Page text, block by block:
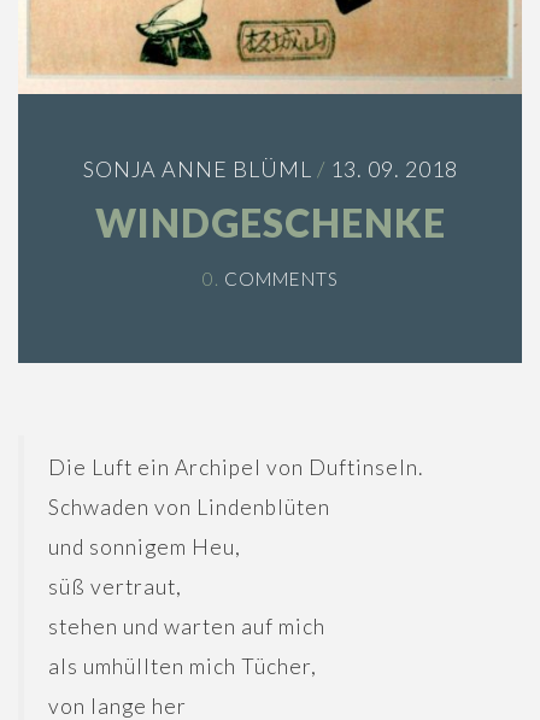
SONJA ANNE BLÜML / 13. 09. 2018
WINDGESCHENKE
0. COMMENTS
Die Luft ein Archipel von Duftinseln.
Schwaden von Lindenblüten
und sonnigem Heu,
süß vertraut,
stehen und warten auf mich
als umhüllten mich Tücher,
von lange her